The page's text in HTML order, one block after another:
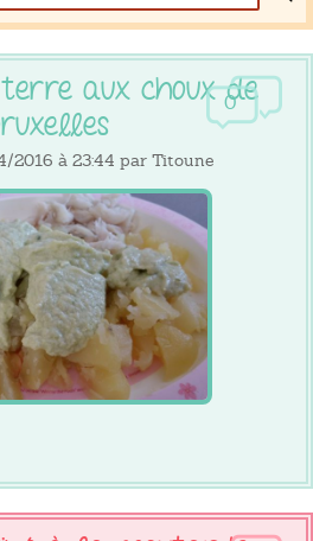
0
aux choux de
2016 à 23:44 par Titoune